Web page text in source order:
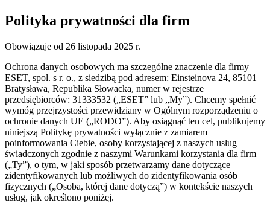
Polityka prywatności dla firm
Obowiązuje od 26 listopada 2025 r.
Ochrona danych osobowych ma szczególne znaczenie dla firmy
ESET, spol. s r. o., z siedzibą pod adresem: Einsteinova 24, 85101
Bratysława, Republika Słowacka, numer w rejestrze
przedsiębiorców: 31333532 („ESET” lub „My”). Chcemy spełnić
wymóg przejrzystości przewidziany w Ogólnym rozporządzeniu o
ochronie danych UE („RODO”). Aby osiągnąć ten cel, publikujemy
niniejszą Politykę prywatności wyłącznie z zamiarem
poinformowania Ciebie, osoby korzystającej z naszych usług
świadczonych zgodnie z naszymi Warunkami korzystania dla firm
(„Ty”), o tym, w jaki sposób przetwarzamy dane dotyczące
zidentyfikowanych lub możliwych do zidentyfikowania osób
fizycznych („Osoba, której dane dotyczą”) w kontekście naszych
usług, jak określono poniżej.